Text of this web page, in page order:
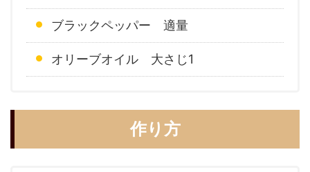
ブラックペッパー 適量
オリーブオイル 大さじ1
作り方